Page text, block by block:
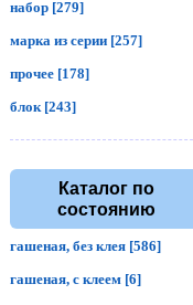
набор [279]
марка из серии [257]
прочее [178]
блок [243]
Каталог по
состоянию
гашеная, без клея [586]
гашеная, с клеем [6]